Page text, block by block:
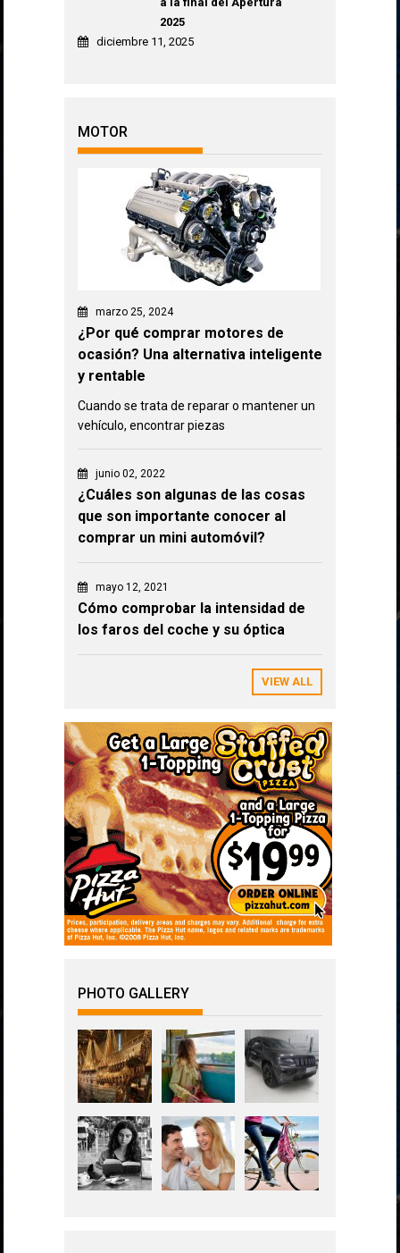
2025
diciembre 11, 2025
MOTOR
marzo 25, 2024
¿Por qué comprar motores de
ocasión? Una alternativa inteligente
y rentable
Cuando se trata de reparar o mantener un
vehículo, encontrar piezas
junio 02, 2022
¿Cuáles son algunas de las cosas
que son importante conocer al
comprar un mini automóvil?
mayo 12, 2021
Cómo comprobar la intensidad de
los faros del coche y su óptica
VIEW ALL
PHOTO GALLERY